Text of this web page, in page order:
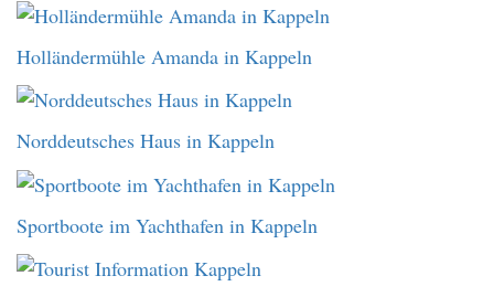
Holländermühle Amanda in Kappeln
Norddeutsches Haus in Kappeln
Sportboote im Yachthafen in Kappeln